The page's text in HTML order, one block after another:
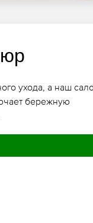
ухода, а наш
бережную